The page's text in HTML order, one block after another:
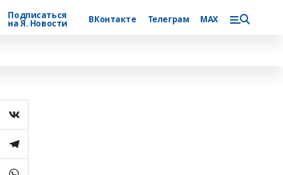
Подписаться
на Я. Новости ВКонтакте Телеграм MAX